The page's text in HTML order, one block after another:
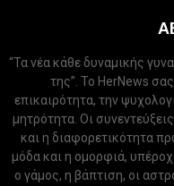
“Τα νέα κάθε δυναμικής
της”. Το HerNews
επικαιρότητα, την
μητρότητα. Οι
και η διαφορετικότητα
μόδα και η ομορφιά,
ο γάμος, η βάπτιση, οι